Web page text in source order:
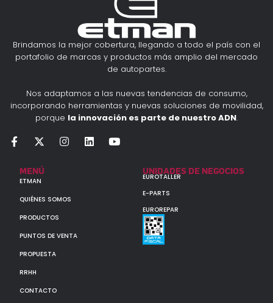
Brindamos la mejor cobertura, llegando a todo el país con el
portafolio de marcas y productos más amplio del mercado
de autopartes.
Nos adaptamos a las nuevas tendencias de consumo,
incorporando herramientas y nuevas soluciones de movilidad,
porque la innovación es parte de nuestro ADN.
MENÚ
ETMAN
QUIÉNES SOMOS
PRODUCTOS
PUNTOS DE VENTA
PROPUESTA
RRHH
CONTACTO
UNIDADES DE NEGOCIOS
EUROTALLER
E-PARTS
EUROREPAR